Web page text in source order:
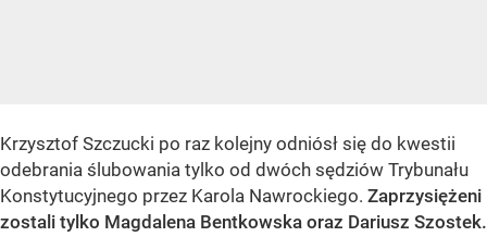
Krzysztof Szczucki po raz kolejny odniósł się do kwestii
odebrania ślubowania tylko od dwóch sędziów Trybunału
Konstytucyjnego przez Karola Nawrockiego. Zaprzysiężeni
zostali tylko Magdalena Bentkowska oraz Dariusz Szostek.